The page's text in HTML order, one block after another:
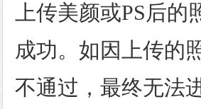
上传美颜或PS后
成功。如因上传的
不通过，最终无法